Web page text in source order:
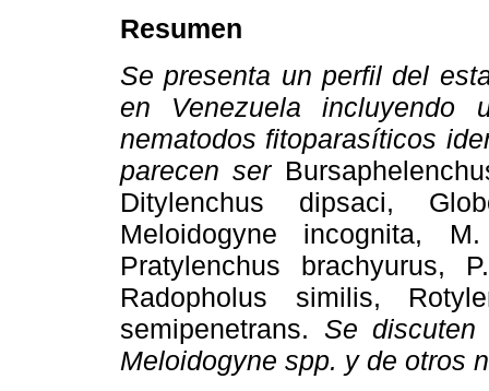
Resumen
Se presenta un perfil del
en Venezuela
nematodos fitoparasíticos
parecen ser
Ditylenchus dipsaci,
Meloidogyne incognita,
Pratylenchus brachyurus,
Radopholus similis,
semipenetrans. Se discuten
Meloidogyne spp. y de otros